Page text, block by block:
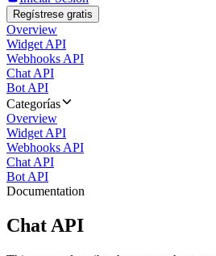
Regístrese gratis
Overview
Widget API
Webhooks API
Chat API
Bot API
Categorías
Overview
Widget API
Webhooks API
Chat API
Bot API
Documentation
Chat API